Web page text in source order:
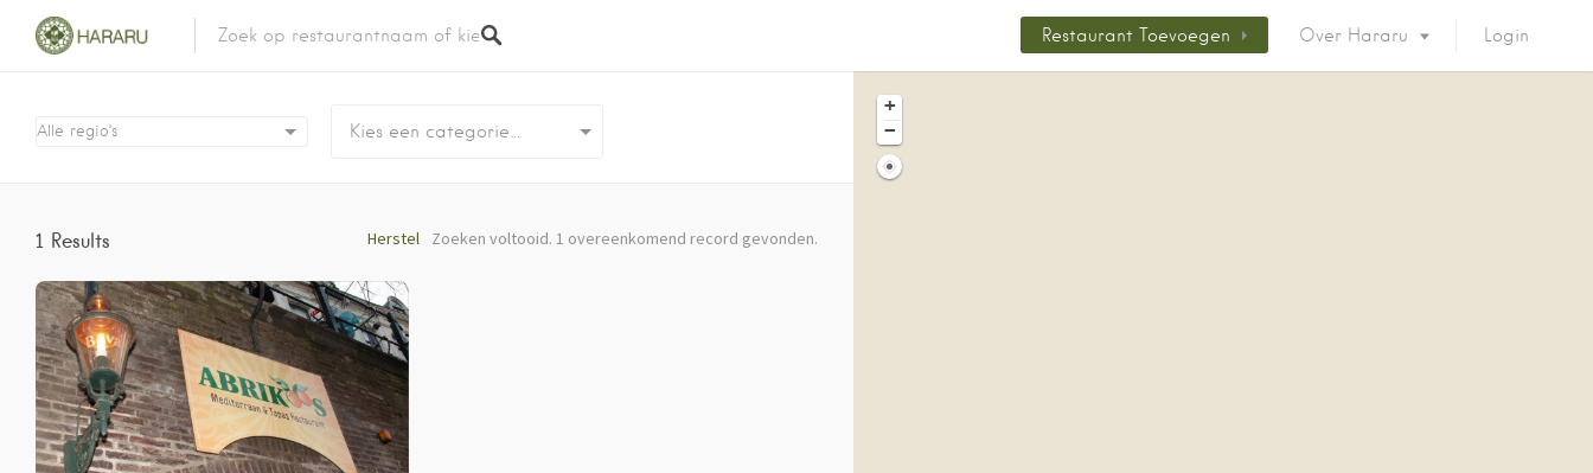
Restaurant Toevoegen Over Hararu Login
Alle regio’s Kies een categorie…
1 Results Zoeken voltooid. 1 overeenkomend record gevonden.
Herstel
+
−